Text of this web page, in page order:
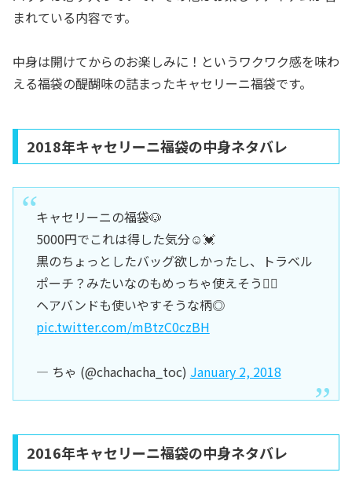
まれている内容です。
中身は開けてからのお楽しみに！というワクワク感を味わ
える福袋の醍醐味の詰まったキャセリーニ福袋です。
2018年キャセリーニ福袋の中身ネタバレ
キャセリーニの福袋🐶
5000円でこれは得した気分☺️💓
黒のちょっとしたバッグ欲しかったし、トラベル
ポーチ？みたいなのもめっちゃ使えそう👌🏻
ヘアバンドも使いやすそうな柄◎
pic.twitter.com/mBtzC0czBH
— ちゃ (@chachacha_toc) January 2, 2018
2016年キャセリーニ福袋の中身ネタバレ